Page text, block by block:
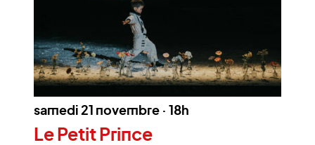
samedi 21 novembre · 18h
Le Petit Prince